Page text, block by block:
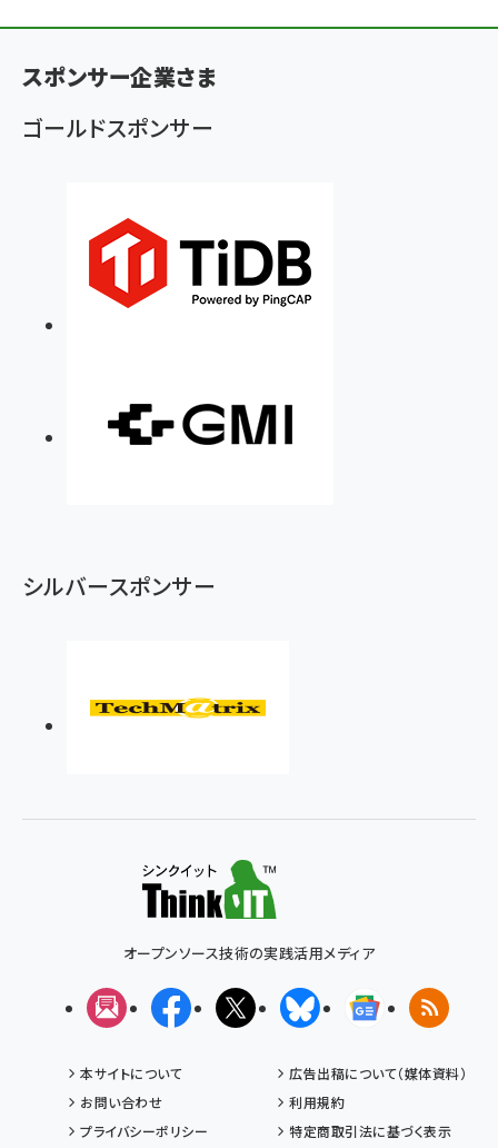
く
ず
スポンサー企業さま
ゴールドスポンサー
シルバースポンサー
オープンソース技術の実践活用メディア
メルマガFacebookX(エックス)BlueskyGoogleニュ
RSS
本サイトについて
広告出稿について（媒体資料）
お問い合わせ
利用規約
プライバシーポリシー
特定商取引法に基づく表示